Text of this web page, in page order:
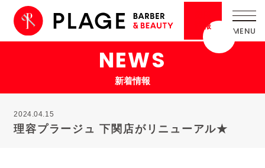
情報
NEWS
新着情報
理容プラージュ 下関店がリニューアル★
2024.04.15